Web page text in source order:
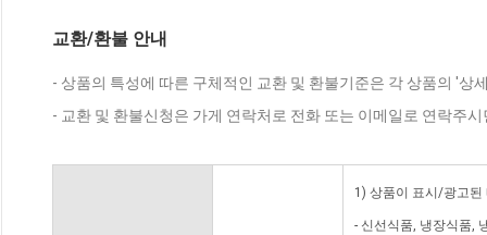
교환/환불 안내
- 상품의 특성에 따른 구체적인 교환 및 환불기준은 각 상품의 '상
- 교환 및 환불신청은 가게 연락처로 전화 또는 이메일로 연락주
1) 상품이 표시/광고된
- 신선식품, 냉장식품,